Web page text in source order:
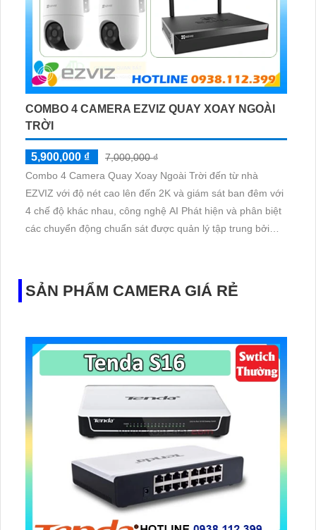
COMBO 4 CAMERA EZVIZ QUAY XOAY NGOÀI
TRỜI
5,900,000 ₫
7,000,000 ₫
Combo 4 Camera Quay Xoay Ngoài Trời đến từ nhà
EZVIZ với độ nét cao lên đến 2K và giám sát ban đêm với
4 chế độ khác nhau, công nghệ AI Phát hiện và phân biệt
các chuyển động chuẩn sát được quản lý tập trung bởi
SẢN PHẨM CAMERA GIÁ RẺ